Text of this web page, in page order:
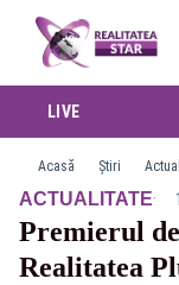
LIVE
Acasă Știri
ACTUALITATE·
Premierul
Realitatea